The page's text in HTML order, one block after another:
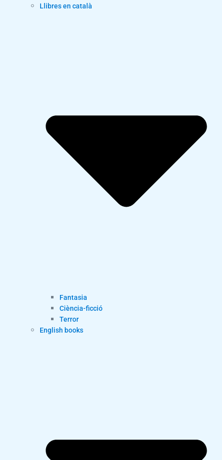
Llibres en català
Fantasia
Ciència-ficció
Terror
English books